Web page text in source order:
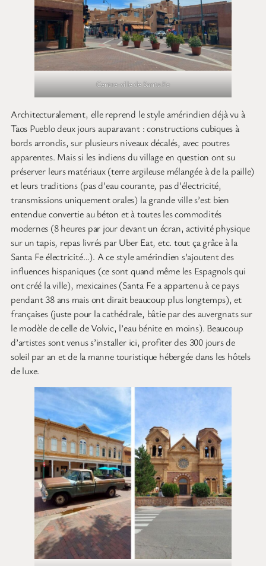
Centre-ville de Santa Fe
Architecturalement, elle reprend le style amérindien déjà vu à
Taos Pueblo deux jours auparavant : constructions cubiques à
bords arrondis, sur plusieurs niveaux décalés, avec poutres
apparentes. Mais si les indiens du village en question ont su
préserver leurs matériaux (terre argileuse mélangée à de la paille)
et leurs traditions (pas d’eau courante, pas d’électricité,
transmissions uniquement orales) la grande ville s’est bien
entendue convertie au béton et à toutes les commodités
modernes (8 heures par jour devant un écran, activité physique
sur un tapis, repas livrés par Uber Eat, etc. tout ça grâce à la
Santa Fe électricité…). A ce style amérindien s’ajoutent des
influences hispaniques (ce sont quand même les Espagnols qui
ont créé la ville), mexicaines (Santa Fe a appartenu à ce pays
pendant 38 ans mais ont dirait beaucoup plus longtemps), et
françaises (juste pour la cathédrale, bâtie par des auvergnats sur
le modèle de celle de Volvic, l’eau bénite en moins). Beaucoup
d’artistes sont venus s’installer ici, profiter des 300 jours de
soleil par an et de la manne touristique hébergée dans les hôtels
de luxe.